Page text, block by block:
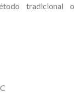
tradicional o